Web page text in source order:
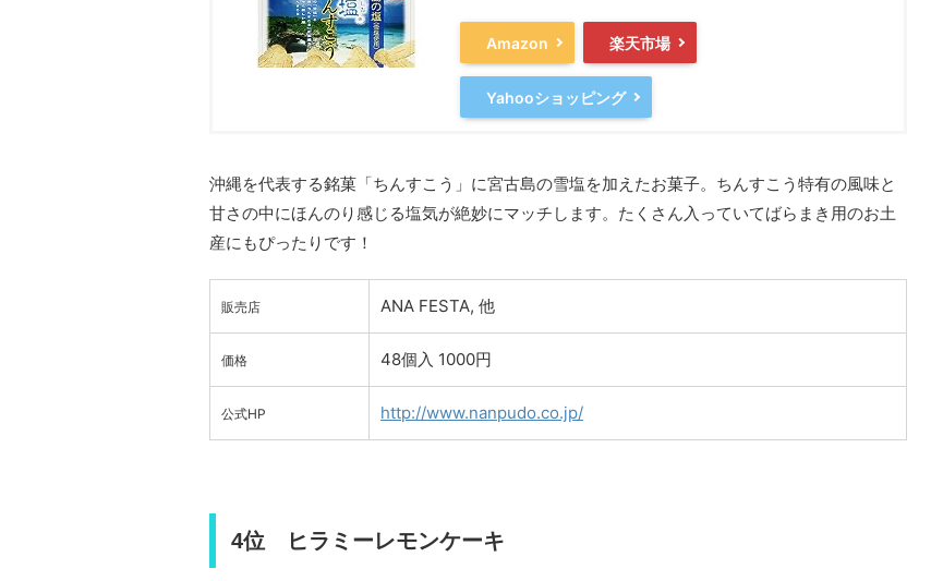
Amazon 楽天市場
Yahooショッピング
沖縄を代表する銘菓「ちんすこう」に宮古島の雪塩を加えたお菓子。ちんすこう特有の風味と
甘さの中にほんのり感じる塩気が絶妙にマッチします。たくさん入っていてばらまき用のお土
産にもぴったりです！
販売店 ANA FESTA, 他
価格 48個入 1000円
公式HP http://www.nanpudo.co.jp/
4位 ヒラミーレモンケーキ